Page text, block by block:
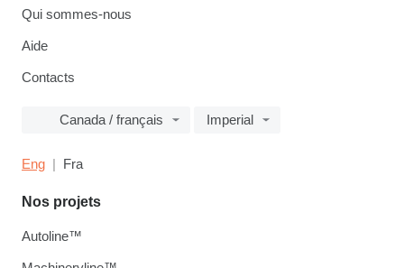
Qui sommes-nous
Aide
Contacts
Canada / français Imperial
Eng Fra
Nos projets
Autoline™